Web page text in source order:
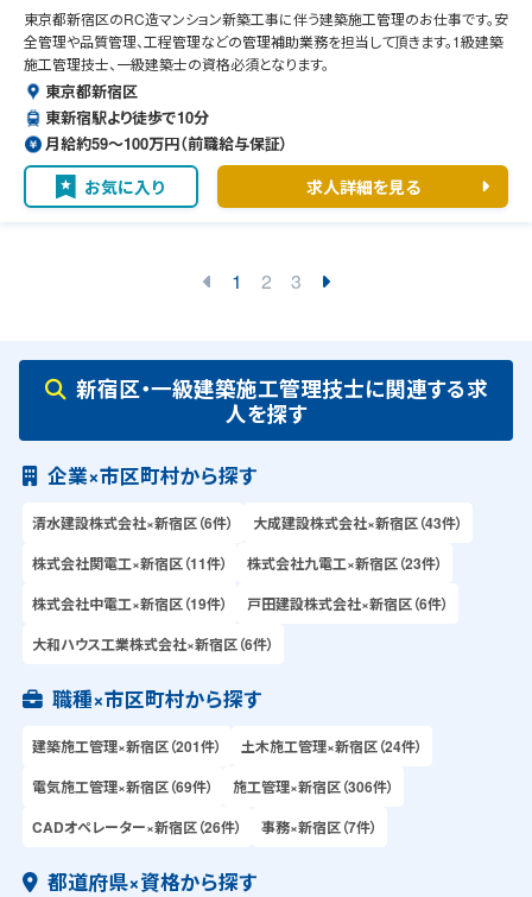
東京都新宿区のRC造マンション新築工事に伴う建築施工管理のお仕事です。安
全管理や品質管理、工程管理などの管理補助業務を担当して頂きます。1級建築
施工管理技士、一級建築士の資格必須となります。
東京都新宿区
東新宿駅より徒歩で10分
月給約59〜100万円（前職給与保証）
お気に入り 求人詳細を見る
1 2 3
新宿区・一級建築施工管理技士に関連する求
人を探す
企業×市区町村から探す
清水建設株式会社×新宿区（6件）
大成建設株式会社×新宿区（43件）
株式会社関電工×新宿区（11件）
株式会社九電工×新宿区（23件）
株式会社中電工×新宿区（19件）
戸田建設株式会社×新宿区（6件）
大和ハウス工業株式会社×新宿区（6件）
職種×市区町村から探す
建築施工管理×新宿区（201件）
土木施工管理×新宿区（24件）
電気施工管理×新宿区（69件）
施工管理×新宿区（306件）
CADオペレーター×新宿区（26件）
事務×新宿区（7件）
都道府県×資格から探す